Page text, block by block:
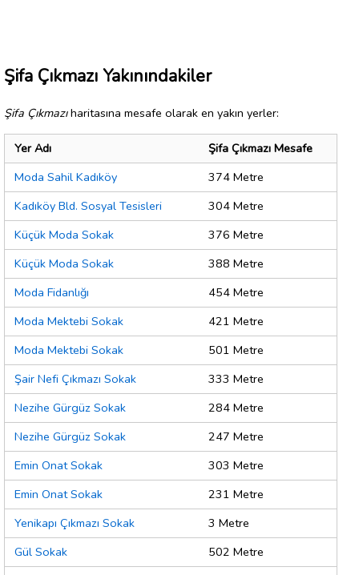
Şifa Çıkmazı Yakınındakiler
Şifa Çıkmazıharitasına mesafe olarak en yakın yerler:
Yer Adı
Şifa Çıkmazı Mesafe
Moda Sahil Kadıköy
374 Metre
Kadıköy Bld. Sosyal Tesisleri
304 Metre
Küçük Moda Sokak
376 Metre
Küçük Moda Sokak
388 Metre
Moda Fidanlığı
454 Metre
Moda Mektebi Sokak
421 Metre
Moda Mektebi Sokak
501 Metre
Şair Nefi Çıkmazı Sokak
333 Metre
Nezihe Gürgüz Sokak
284 Metre
Nezihe Gürgüz Sokak
247 Metre
Emin Onat Sokak
303 Metre
Emin Onat Sokak
231 Metre
Yenikapı Çıkmazı Sokak
3 Metre
Gül Sokak
502 Metre